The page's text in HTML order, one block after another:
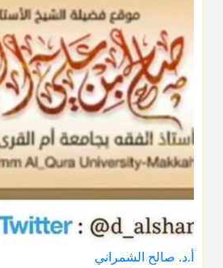
أ.د. صالح الشمراني